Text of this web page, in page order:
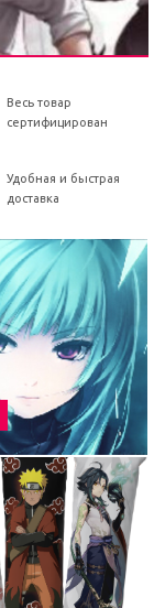
Весь товар
сертифицирован
Удобная и быстрая
доставка